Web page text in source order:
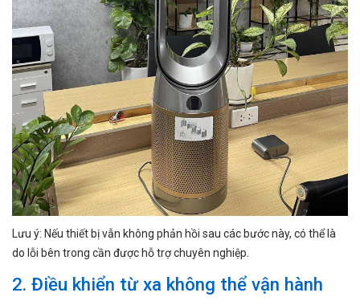
Lưu ý: Nếu thiết bị vẫn không phản hồi sau các bước này, có thể là
do lỗi bên trong cần được hỗ trợ chuyên nghiệp.
2. Điều khiển từ xa không thể vận hành